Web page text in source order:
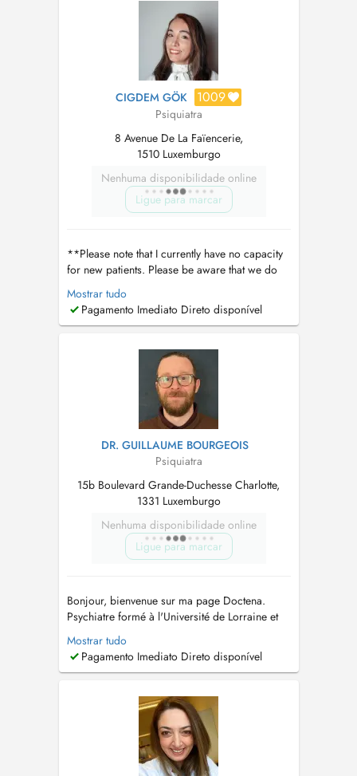
Luxembourg (CNS, CMFEP, CMFEC, EMCFL).
CIGDEM GÖK 1009
Psiquiatra
8 Avenue De La Faïencerie,
1510 Luxemburgo
Nenhuma disponibilidade online
Ligue para marcar
**Please note that I currently have no capacity
for new patients. Please be aware that we do
only diagnostic assesment. We can only offer
diagnostic assessments for ADHD and autism.
When appointments become available, you will
no longer maintains a waiti...
Mostrar tudo
Pagamento Imediato Direto disponível
DR. GUILLAUME BOURGEOIS
Psiquiatra
15b Boulevard Grande-Duchesse Charlotte,
1331 Luxemburgo
Nenhuma disponibilidade online
Ligue para marcar
Bonjour, bienvenue sur ma page Doctena.
Psychiatre formé à l'Université de Lorraine et
en EMDR auprès de l'EFPE, j'ai exercé en
secteur hospitalier dans différents services et
en libéral en France ainsi qu'en milieu
individualisée et intégrative, médical...
Mostrar tudo
Pagamento Imediato Direto disponível